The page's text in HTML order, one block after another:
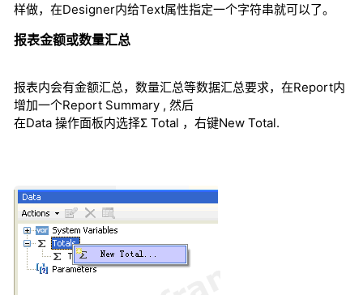
样做，在Designer内给Text属性指定一个字符串就可以了。
报表金额或数量汇总
报表内会有金额汇总，数量汇总等数据汇总要求，在Report内
增加一个Report Summary , 然后
在Data 操作面板内选择Σ Total ，右键New Total.